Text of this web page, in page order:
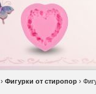
› Фигурки от стиропор ›